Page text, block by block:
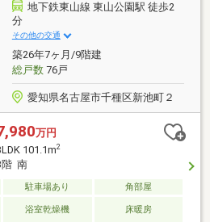
地下鉄東山線 東山公園駅 徒歩2
分
その他の交通
築26年7ヶ月/9階建
総戸数76戸
愛知県名古屋市千種区新池町２
万円
101.1m2
階 南
駐車場あり
角部屋
浴室乾燥機 床暖房